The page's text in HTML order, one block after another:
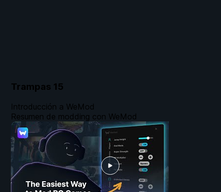
Trampas 15
Introducción a WeMod
Resumen de modding con WeMod